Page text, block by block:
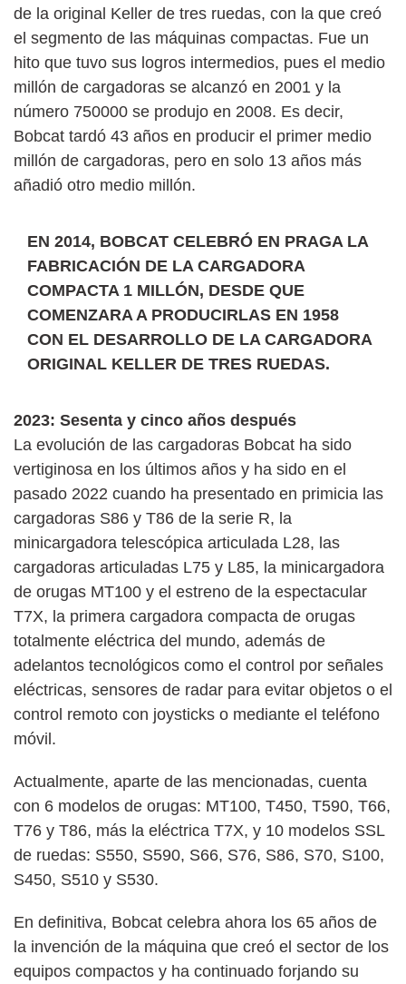
de la original Keller de tres ruedas, con la que creó
el segmento de las máquinas compactas. Fue un
hito que tuvo sus logros intermedios, pues el medio
millón de cargadoras se alcanzó en 2001 y la
número 750000 se produjo en 2008. Es decir,
Bobcat tardó 43 años en producir el primer medio
millón de cargadoras, pero en solo 13 años más
añadió otro medio millón.
EN 2014, BOBCAT CELEBRÓ EN PRAGA LA
FABRICACIÓN DE LA CARGADORA
COMPACTA 1 MILLÓN, DESDE QUE
COMENZARA A PRODUCIRLAS EN 1958
CON EL DESARROLLO DE LA CARGADORA
ORIGINAL KELLER DE TRES RUEDAS.
2023: Sesenta y cinco años después
La evolución de las cargadoras Bobcat ha sido
vertiginosa en los últimos años y ha sido en el
pasado 2022 cuando ha presentado en primicia las
cargadoras S86 y T86 de la serie R, la
minicargadora telescópica articulada L28, las
cargadoras articuladas L75 y L85, la minicargadora
de orugas MT100 y el estreno de la espectacular
T7X, la primera cargadora compacta de orugas
totalmente eléctrica del mundo, además de
adelantos tecnológicos como el control por señales
eléctricas, sensores de radar para evitar objetos o el
control remoto con joysticks o mediante el teléfono
móvil.
Actualmente, aparte de las mencionadas, cuenta
con 6 modelos de orugas: MT100, T450, T590, T66,
T76 y T86, más la eléctrica T7X, y 10 modelos SSL
de ruedas: S550, S590, S66, S76, S86, S70, S100,
S450, S510 y S530.
En definitiva, Bobcat celebra ahora los 65 años de
la invención de la máquina que creó el sector de los
equipos compactos y ha continuado forjando su